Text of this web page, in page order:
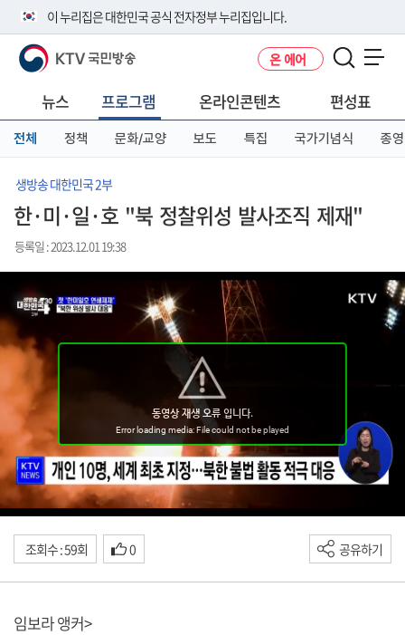
이 누리집은 대한민국 공식 전자정부 누리집입니다.
공식 누리집 주소 확인하기
니다.
이밖에 or.kr 또는 .kr등 다른 도메인 주소를 사용하고 있다면 아래 URL에
서 도메인 주소를 확인해 보세요
KTV 국민방송 온 에어
뉴스 프로그램 온라인콘텐츠 편성표
전체 정책 문화/교양 보도 특집 국가기념식 종영
생방송 대한민국 2부
한·미·일·호 "북 정찰위성 발사조직 제재"
등록일 : 2023.12.01 19:38
조회수 : 59회 0 공유하기
임보라 앵커>